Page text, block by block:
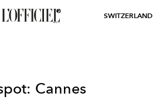
SWITZERLAND
Cannes